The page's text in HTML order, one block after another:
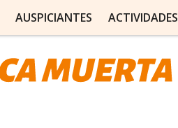
AUSPICIANTES ACTIVIDADES